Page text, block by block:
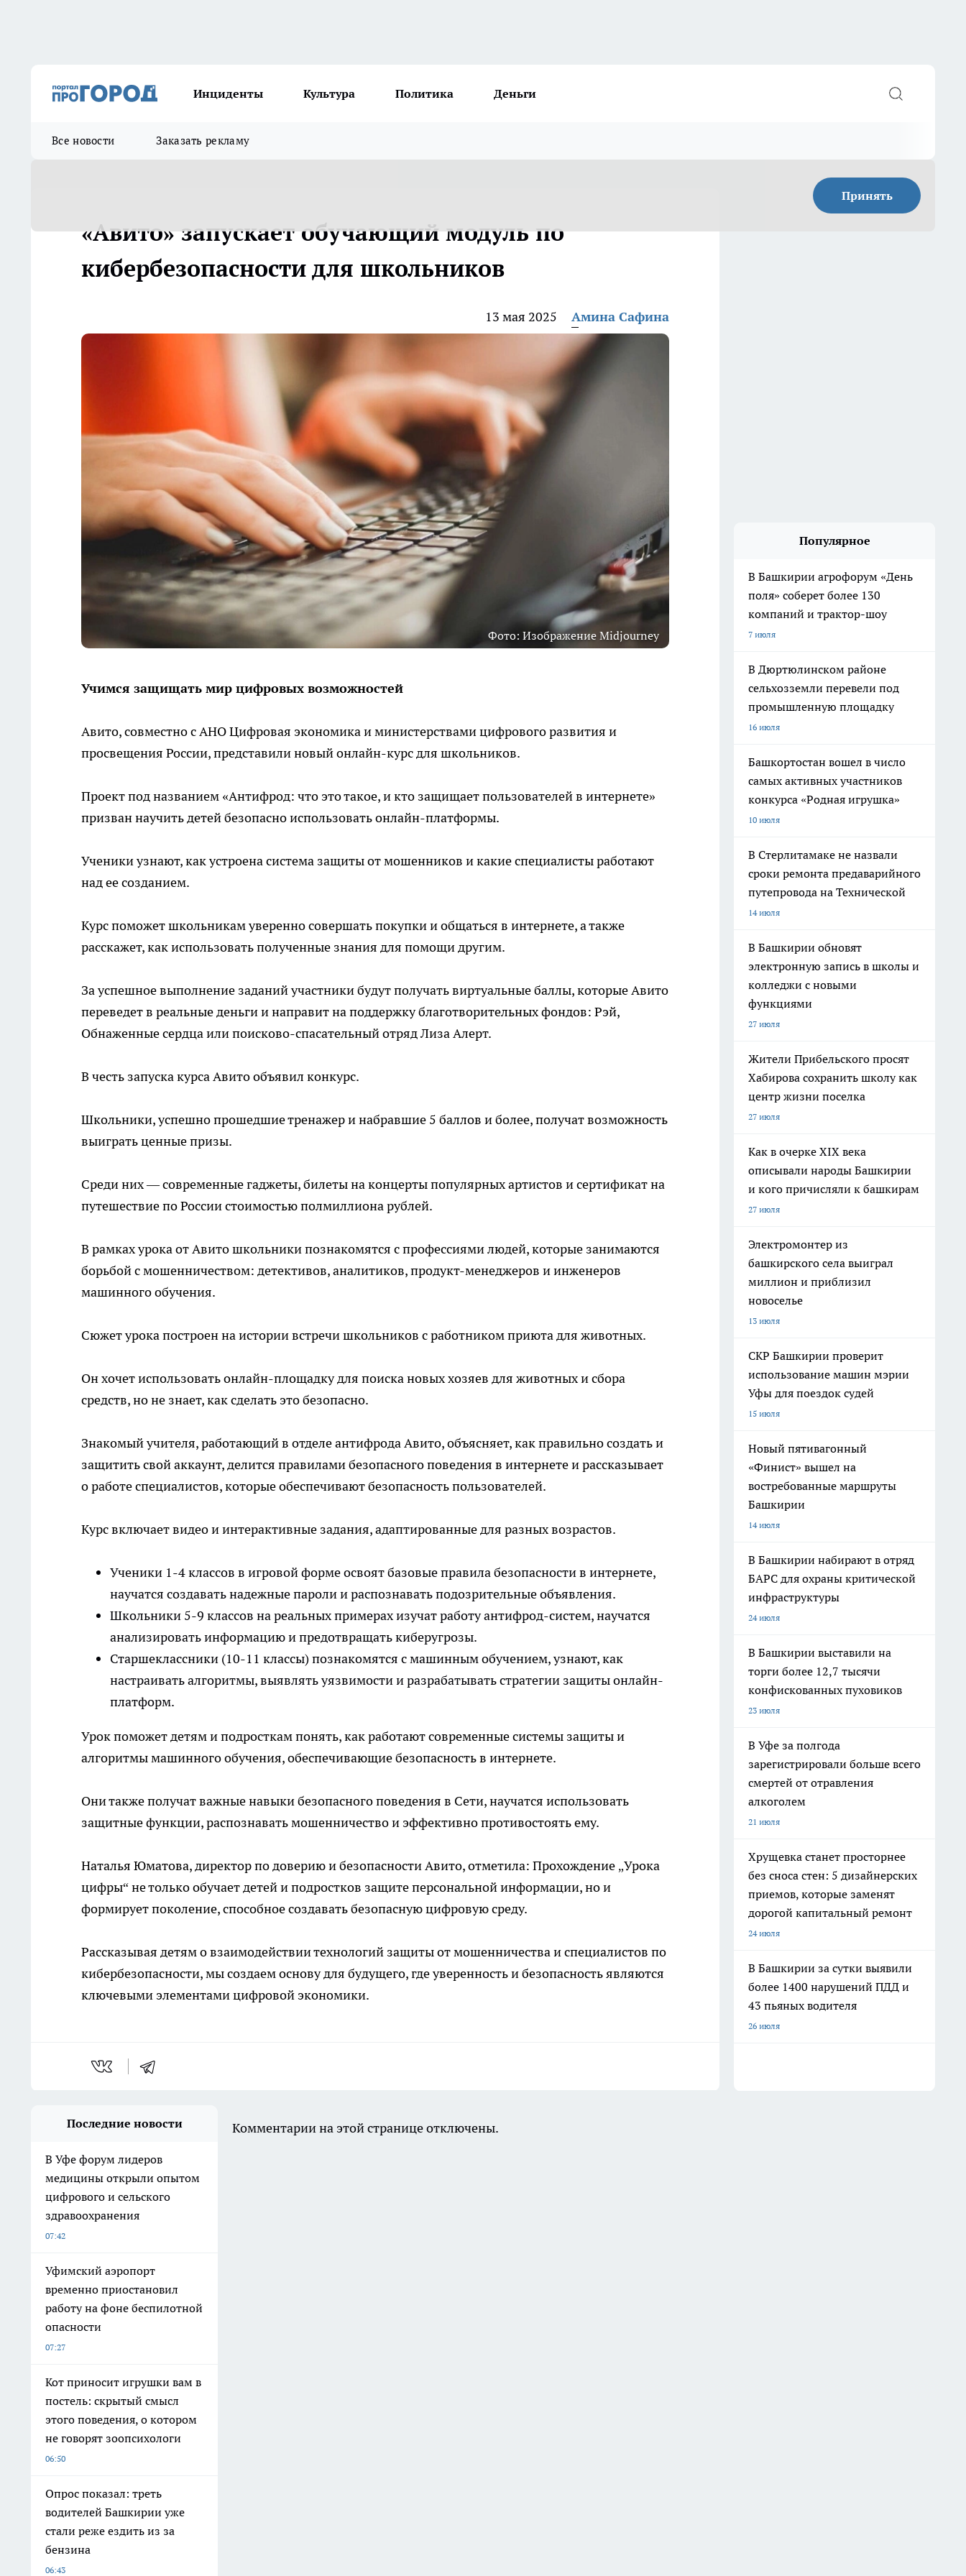
Инциденты Культура Политика Деньги
Все новости Заказать рекламу
Принять
«Авито» запускает обучающий модуль по
кибербезопасности для школьников
13 мая 2025 Амина Сафина
Фото: Изображение Midjourney
Учимся защищать мир цифровых возможностей
Авито, совместно с АНО Цифровая экономика и министерствами цифрового развития и
просвещения России, представили новый онлайн-курс для школьников.
Проект под названием «Антифрод: что это такое, и кто защищает пользователей в интернете»
призван научить детей безопасно использовать онлайн-платформы.
Ученики узнают, как устроена система защиты от мошенников и какие специалисты работают
над ее созданием.
Курс поможет школьникам уверенно совершать покупки и общаться в интернете, а также
расскажет, как использовать полученные знания для помощи другим.
За успешное выполнение заданий участники будут получать виртуальные баллы, которые Авито
переведет в реальные деньги и направит на поддержку благотворительных фондов: Рэй,
Обнаженные сердца или поисково-спасательный отряд Лиза Алерт.
В честь запуска курса Авито объявил конкурс.
Школьники, успешно прошедшие тренажер и набравшие 5 баллов и более, получат возможность
выиграть ценные призы.
Среди них — современные гаджеты, билеты на концерты популярных артистов и сертификат на
путешествие по России стоимостью полмиллиона рублей.
В рамках урока от Авито школьники познакомятся с профессиями людей, которые занимаются
борьбой с мошенничеством: детективов, аналитиков, продукт-менеджеров и инженеров
машинного обучения.
Сюжет урока построен на истории встречи школьников с работником приюта для животных.
Он хочет использовать онлайн-площадку для поиска новых хозяев для животных и сбора
средств, но не знает, как сделать это безопасно.
Знакомый учителя, работающий в отделе антифрода Авито, объясняет, как правильно создать и
защитить свой аккаунт, делится правилами безопасного поведения в интернете и рассказывает
о работе специалистов, которые обеспечивают безопасность пользователей.
Курс включает видео и интерактивные задания, адаптированные для разных возрастов.
Ученики 1-4 классов в игровой форме освоят базовые правила безопасности в интернете,
научатся создавать надежные пароли и распознавать подозрительные объявления.
Школьники 5-9 классов на реальных примерах изучат работу антифрод-систем, научатся
анализировать информацию и предотвращать киберугрозы.
Старшеклассники (10-11 классы) познакомятся с машинным обучением, узнают, как
настраивать алгоритмы, выявлять уязвимости и разрабатывать стратегии защиты онлайн-
платформ.
Урок поможет детям и подросткам понять, как работают современные системы защиты и
алгоритмы машинного обучения, обеспечивающие безопасность в интернете.
Они также получат важные навыки безопасного поведения в Сети, научатся использовать
защитные функции, распознавать мошенничество и эффективно противостоять ему.
Наталья Юматова, директор по доверию и безопасности Авито, отметила: Прохождение „Урока
цифры“ не только обучает детей и подростков защите персональной информации, но и
формирует поколение, способное создавать безопасную цифровую среду.
Рассказывая детям о взаимодействии технологий защиты от мошенничества и специалистов по
кибербезопасности, мы создаем основу для будущего, где уверенность и безопасность являются
ключевыми элементами цифровой экономики.
Популярное
В Башкирии агрофорум «День
поля» соберет более 130
компаний и трактор-шоу
7 июля
В Дюртюлинском районе
сельхозземли перевели под
промышленную площадку
16 июля
Башкортостан вошел в число
самых активных участников
конкурса «Родная игрушка»
10 июля
В Стерлитамаке не назвали
сроки ремонта предаварийного
путепровода на Технической
14 июля
В Башкирии обновят
электронную запись в школы и
колледжи с новыми
функциями
27 июля
Жители Прибельского просят
Хабирова сохранить школу как
центр жизни поселка
27 июля
Как в очерке XIX века
описывали народы Башкирии
и кого причисляли к башкирам
27 июля
Электромонтер из
башкирского села выиграл
миллион и приблизил
новоселье
13 июля
СКР Башкирии проверит
использование машин мэрии
Уфы для поездок судей
15 июля
Новый пятивагонный
«Финист» вышел на
востребованные маршруты
Башкирии
14 июля
В Башкирии набирают в отряд
БАРС для охраны критической
инфраструктуры
24 июля
В Башкирии выставили на
торги более 12,7 тысячи
конфискованных пуховиков
23 июля
В Уфе за полгода
зарегистрировали больше всего
смертей от отравления
алкоголем
21 июля
Хрущевка станет просторнее
без сноса стен: 5 дизайнерских
приемов, которые заменят
дорогой капитальный ремонт
24 июля
В Башкирии за сутки выявили
более 1400 нарушений ПДД и
43 пьяных водителя
26 июля
Последние новости
В Уфе форум лидеров
медицины открыли опытом
цифрового и сельского
здравоохранения
07:42
Уфимский аэропорт
временно приостановил
работу на фоне беспилотной
опасности
07:27
Кот приносит игрушки вам в
постель: скрытый смысл
этого поведения, о котором
не говорят зоопсихологи
06:50
Опрос показал: треть
водителей Башкирии уже
стали реже ездить из за
бензина
06:43
Комментарии на этой странице отключены.